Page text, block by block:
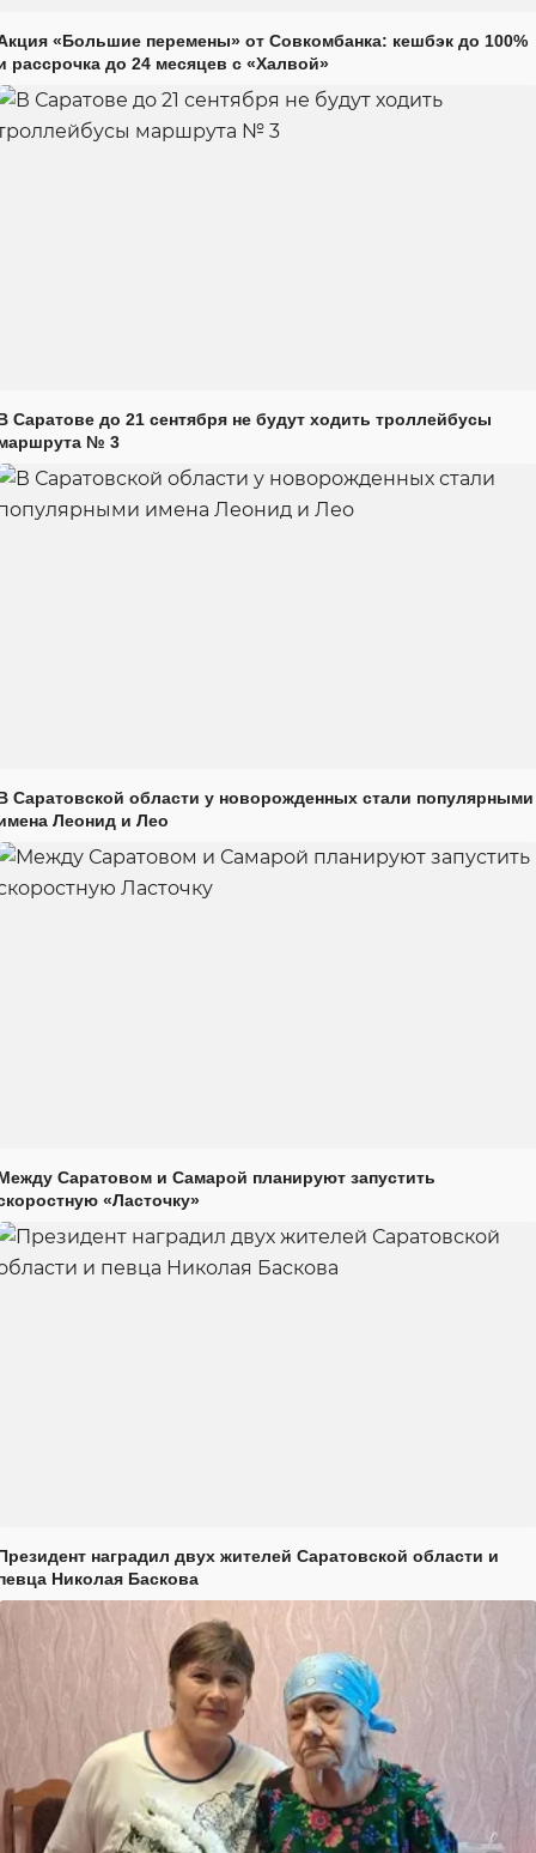
«Большие перемены» от Совкомбанка: кешбэк до 100%
рассрочка до 24 месяцев с «Халвой»
Саратове до 21 сентября не будут ходить троллейбусы
№ 3
Саратовской области у новорожденных стали популярными
Леонид и Лео
Саратовом и Самарой планируют запустить
«Ласточку»
наградил двух жителей Саратовской области и
Николая Баскова